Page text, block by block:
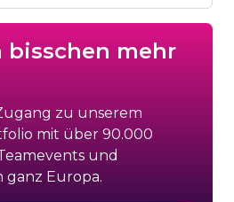
bisschen mehr
zu unserem
mit über 90.000
und
ganz Europa.